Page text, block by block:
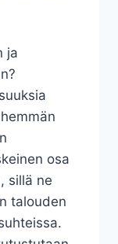
ja
osa
sillä ne
talouden